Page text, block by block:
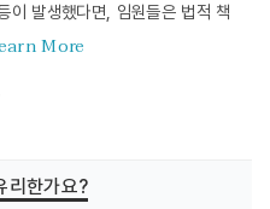
이 발생했다면, 임원들은 법적 책
More
리한가요?